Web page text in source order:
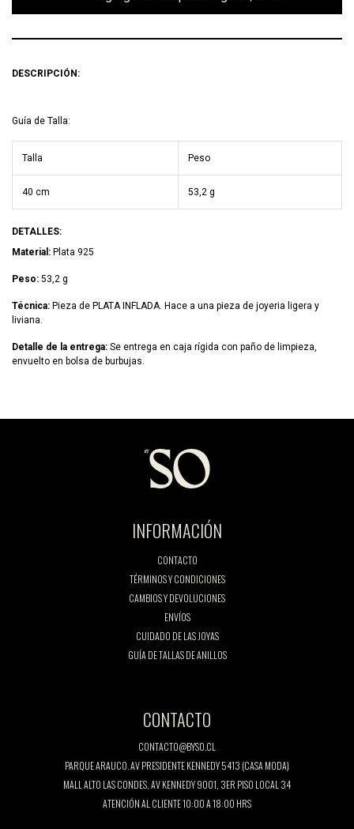
DESCRIPCIÓN:
Guía de Talla:
Talla Peso
40 cm 53,2 g
DETALLES:
Material: Plata 925
Peso: 53,2 g
Técnica: Pieza de PLATA INFLADA. Hace a una pieza de joyeria ligera y
liviana.
Detalle de la entrega: Se entrega en caja rígida con paño de limpieza,
envuelto en bolsa de burbujas.
INFORMACIÓN
CONTACTO
TÉRMINOS Y CONDICIONES
CAMBIOS Y DEVOLUCIONES
ENVÍOS
CUIDADO DE LAS JOYAS
GUÍA DE TALLAS DE ANILLOS
CONTACTO
CONTACTO@BYSO.CL
PARQUE ARAUCO. AV PRESIDENTE KENNEDY 5413 (CASA MODA)
MALL ALTO LAS CONDES, AV KENNEDY 9001, 3ER PISO LOCAL 34
ATENCIÓN AL CLIENTE 10:00 A 18:00 HRS